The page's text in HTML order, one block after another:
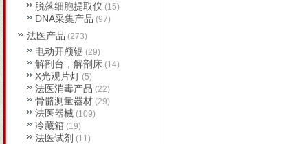
脱落细胞提取仪 (15)
DNA采集产品 (97)
法医产品 (273)
电动开颅锯 (29)
解剖台，解剖床 (14)
X光观片灯 (5)
法医消毒产品 (22)
骨骼测量器材 (29)
法医器械 (109)
冷藏箱 (19)
法医试剂 (11)